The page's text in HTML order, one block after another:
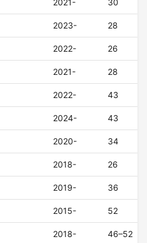
2021- 30
2023- 28
2022- 26
2021- 28
2022- 43
2024- 43
2020- 34
2018- 26
2019- 36
2015- 52
2018- 46–52